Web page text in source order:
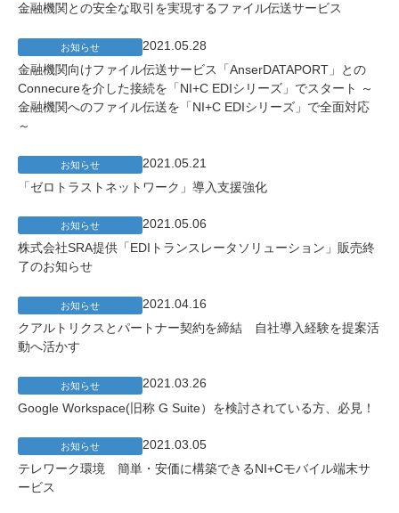
金融機関との安全な取引を実現するファイル伝送サービス
お知らせ
2021.05.28
金融機関向けファイル伝送サービス「AnserDATAPORT」との
Connecureを介した接続を「NI+C EDIシリーズ」でスタート ～
金融機関へのファイル伝送を「NI+C EDIシリーズ」で全面対応
～
お知らせ
2021.05.21
「ゼロトラストネットワーク」導入支援強化
お知らせ
2021.05.06
株式会社SRA提供「EDIトランスレータソリューション」販売終
了のお知らせ
お知らせ
2021.04.16
クアルトリクスとパートナー契約を締結 自社導入経験を提案活
動へ活かす
お知らせ
2021.03.26
Google Workspace(旧称 G Suite）を検討されている方、必見！
お知らせ
2021.03.05
テレワーク環境 簡単・安価に構築できるNI+Cモバイル端末サ
ービス